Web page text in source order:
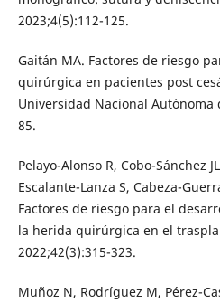
2023;4(5):112-125.
Gaitán MA. Factores de riesgo
quirúrgica en pacientes post
Universidad Nacional Autónoma
85.
Pelayo-Alonso R, Cobo-Sánchez
Escalante-Lanza S, Cabeza-
Factores de riesgo para el
la herida quirúrgica en el
2022;42(3):315-323.
Muñoz N, Rodríguez M, Pérez-